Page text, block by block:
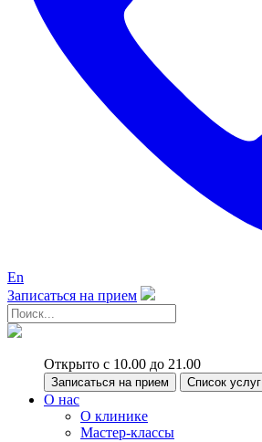
En
Записаться на прием
Открыто с 10.00 до 21.00
Записаться на прием Список услуг
О нас
О клинике
Мастер-классы